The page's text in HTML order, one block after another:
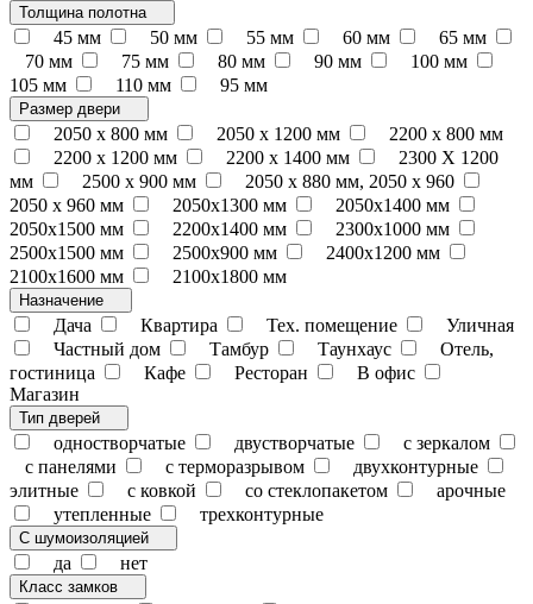
Толщина полотна
45 мм 50 мм 55 мм 60 мм
65 мм
70 мм
75 мм 80 мм 90 мм
100 мм
105 мм
110 мм 95 мм
Размер двери
2050 x 800 мм 2050 x 1200 мм
2200 x 800 мм
2200 x 1200 мм
2200 х 1400 мм
2300 Х 1200
мм
2500 х 900 мм
2050 х 880 мм, 2050 х 960
2050 х 960 мм
2050х1300 мм
2050х1400 мм
2050х1500 мм
2200х1400 мм
2300х1000 мм
2500х1500 мм
2500х900 мм
2400х1200 мм
2100х1600 мм
2100х1800 мм
Назначение
Дача Квартира Тех. помещение
Уличная
Частный дом
Тамбур Таунхаус
Отель,
гостиница
Кафе Ресторан
В офис
Магазин
Тип дверей
одностворчатые двустворчатые
с зеркалом
с панелями
с терморазрывом
двухконтурные
элитные
с ковкой со стеклопакетом
арочные
утепленные
трехконтурные
С шумоизоляцией
да нет
Класс замков